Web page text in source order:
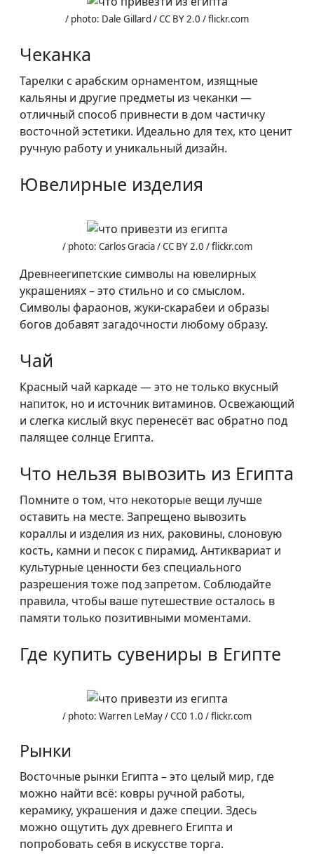
/ photo: Dale Gillard / CC BY 2.0 / flickr.com
Чеканка
Тарелки с арабским орнаментом, изящные
кальяны и другие предметы из чеканки —
отличный способ привнести в дом частичку
восточной эстетики. Идеально для тех, кто ценит
ручную работу и уникальный дизайн.
Ювелирные изделия
/ photo: Carlos Gracia / CC BY 2.0 / flickr.com
Древнеегипетские символы на ювелирных
украшениях – это стильно и со смыслом.
Символы фараонов, жуки-скарабеи и образы
богов добавят загадочности любому образу.
Чай
Красный чай каркаде — это не только вкусный
напиток, но и источник витаминов. Освежающий
и слегка кислый вкус перенесёт вас обратно под
палящее солнце Египта.
Что нельзя вывозить из Египта
Помните о том, что некоторые вещи лучше
оставить на месте. Запрещено вывозить
кораллы и изделия из них, раковины, слоновую
кость, камни и песок с пирамид. Антиквариат и
культурные ценности без специального
разрешения тоже под запретом. Соблюдайте
правила, чтобы ваше путешествие осталось в
памяти только позитивными моментами.
Где купить сувениры в Египте
/ photo: Warren LeMay / CC0 1.0 / flickr.com
Рынки
Восточные рынки Египта – это целый мир, где
можно найти всё: ковры ручной работы,
керамику, украшения и даже специи. Здесь
можно ощутить дух древнего Египта и
попробовать себя в искусстве торга.